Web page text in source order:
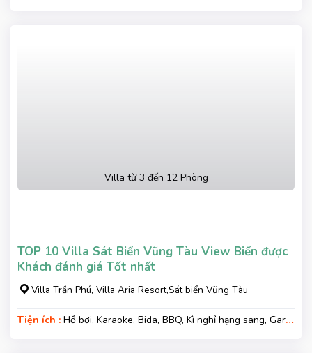
Villa từ 3 đến 12 Phòng
TOP 10 Villa Sát Biển Vũng Tàu View Biển được
Khách đánh giá Tốt nhất
Villa Trần Phú, Villa Aria Resort,Sát biển Vũng Tàu
Tiện ích : Hồ bơi, Karaoke, Bida, BBQ, Kì nghỉ hạng sang, Gara